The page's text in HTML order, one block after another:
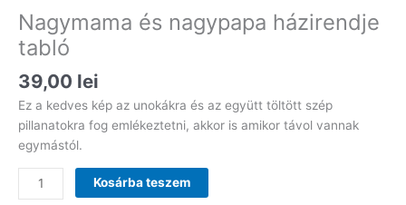
Nagymama és nagypapa házirendje
tabló
39,00 lei
Ez a kedves kép az unokákra és az együtt töltött szép
pillanatokra fog emlékeztetni, akkor is amikor távol vannak
egymástól.
Nagymama
és
Kosárba teszem